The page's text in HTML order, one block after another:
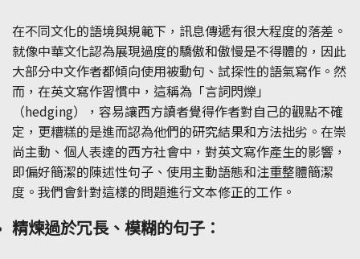
在不同文化的語境與規範下，訊息傳遞有很大程度的落差。
就像中華文化認為展現過度的驕傲和傲慢是不得體的，因此
大部分中文作者都傾向使用被動句、試探性的語氣寫作。然
而，在英文寫作習慣中，這稱為「言詞閃爍」
（hedging），容易讓西方讀者覺得作者對自己的觀點不確
定，更糟糕的是進而認為他們的研究結果和方法拙劣。在崇
尚主動、個人表達的西方社會中，對英文寫作產生的影響，
即偏好簡潔的陳述性句子、使用主動語態和注重整體簡潔
度。我們會針對這樣的問題進行文本修正的工作。
精煉過於冗長、模糊的句子：